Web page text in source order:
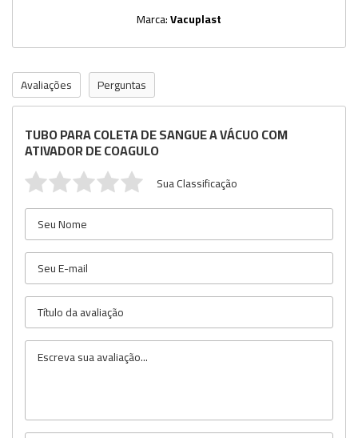
Marca:Vacuplast
Avaliações Perguntas
TUBO PARA COLETA DE SANGUE A VÁCUO COM
ATIVADOR DE COAGULO
Sua Classificação